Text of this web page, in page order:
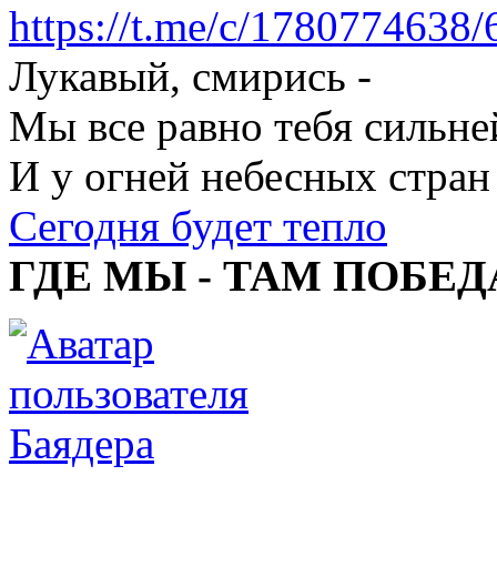
https://t.me/c/1780774638/
Лукавый, смирись -
Мы все равно тебя
И у огней небесных стран
Сегодня будет тепло
ГДЕ МЫ - ТАМ
Баядера